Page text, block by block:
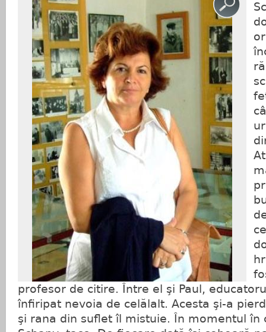
profesor de citire. Între el şi Paul,
înfiripat nevoia de celălalt. Acesta şi-a
şi rana din suflet îl mistuie. În momentul în